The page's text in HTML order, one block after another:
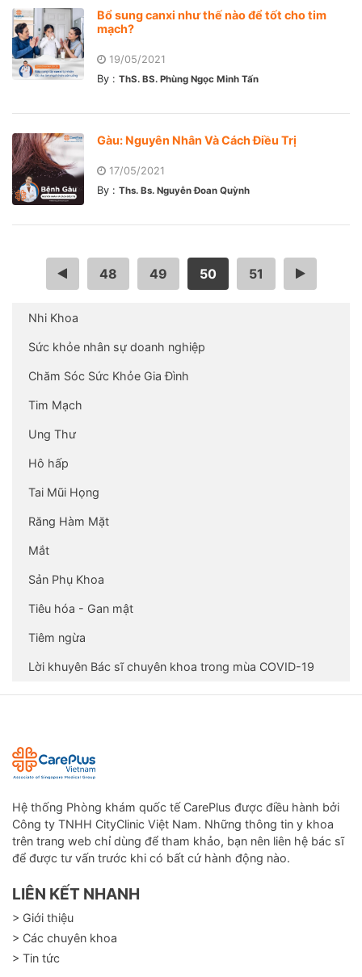
Bổ sung canxi như thế nào để tốt cho tim
mạch?
19/05/2021
By : ThS. BS. Phùng Ngọc Minh Tấn
Gàu: Nguyên Nhân Và Cách Điều Trị
17/05/2021
By : Ths. Bs. Nguyễn Đoan Quỳnh
… 48 49 50 51 …
Nhi Khoa
Sức khỏe nhân sự doanh nghiệp
Chăm Sóc Sức Khỏe Gia Đình
Tim Mạch
Ung Thư
Hô hấp
Tai Mũi Họng
Răng Hàm Mặt
Mắt
Sản Phụ Khoa
Tiêu hóa - Gan mật
Tiêm ngừa
Lời khuyên Bác sĩ chuyên khoa trong mùa COVID-19
Hệ thống Phòng khám quốc tế CarePlus được điều hành bởi
Công ty TNHH CityClinic Việt Nam. Những thông tin y khoa
trên trang web chỉ dùng để tham khảo, bạn nên liên hệ bác sĩ
để được tư vấn trước khi có bất cứ hành động nào.
LIÊN KẾT NHANH
> Giới thiệu
> Các chuyên khoa
> Tin tức